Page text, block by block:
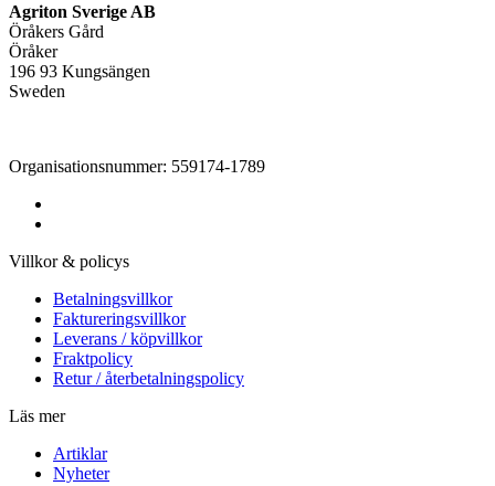
Agriton Sverige AB
Öråkers Gård
Öråker
196 93 Kungsängen
Sweden
Organisationsnummer: 559174-1789
Villkor & policys
Betalningsvillkor
Faktureringsvillkor
Leverans / köpvillkor
Fraktpolicy
Retur / återbetalningspolicy
Läs mer
Artiklar
Nyheter